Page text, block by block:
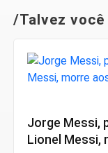
/Talvez
Jorge Messi,
Lionel Messi,